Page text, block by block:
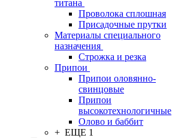
титана
Проволока сплошная
Присадочные прутки
Материалы специального
назначения
Строжка и резка
Припои
Припои оловянно-
свинцовые
Припои
высокотехнологичные
Олово и баббит
+ ЕЩЕ 1